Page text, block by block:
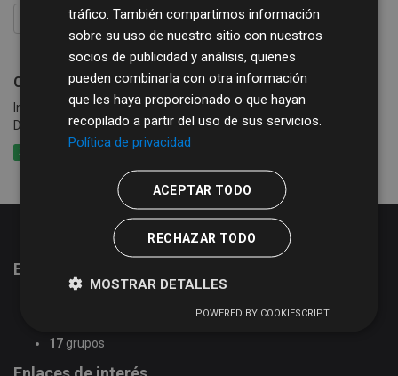
FILTRAR RESULTADOS
Contenedores de Recogida Selectiva
Información sobre los Contenedores de Recogida Selectiva de la
Diputación Provincial de Salamanca.
XLSX
Estadísticas del portal de datos abiertos
17 grupos
tráfico. También compartimos información
sobre su uso de nuestro sitio con nuestros
socios de publicidad y análisis, quienes
pueden combinarla con otra información
que les haya proporcionado o que hayan
recopilado a partir del uso de sus servicios.
Política de privacidad
ACEPTAR TODO
RECHAZAR TODO
MOSTRAR DETALLES
POWERED BY COOKIESCRIPT